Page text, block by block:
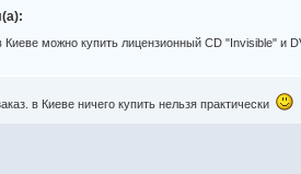
Киеве можно купить лицензионный CD "Invisible" и
в Киеве ничего купить нельзя практически